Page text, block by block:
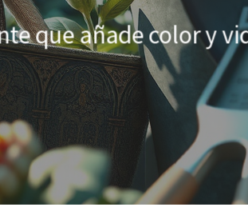
el entorno